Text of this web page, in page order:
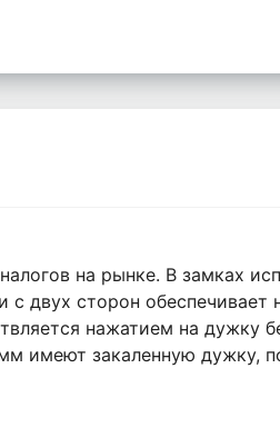
на рынке. В замках
двух сторон обеспечивает
нажатием на дужку
имеют закаленную дужку,